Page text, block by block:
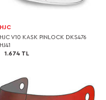
HJC
HJC V10 KASK PINLOCK DKS476
HJ41
1.674 TL